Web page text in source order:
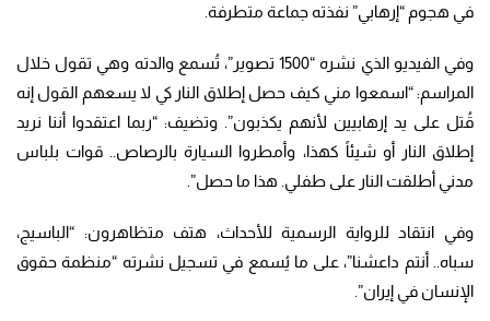
في هجوم “إرهابي” نفذته جماعة متطرفة.
وفي الفيديو الذي نشره “1500 تصوير”، تُسمع والدته وهي تقول خلال
المراسم: “اسمعوا مني كيف حصل إطلاق النار كي لا يسعهم القول إنه
قُتل على يد إرهابيين لأنهم يكذبون”. وتضيف: “ربما اعتقدوا أننا نريد
إطلاق النار أو شيئاً كهذا، وأمطروا السيارة بالرصاص.. قوات بلباس
مدني أطلقت النار على طفلي. هذا ما حصل”.
وفي انتقاد للرواية الرسمية للأحداث، هتف متظاهرون: “الباسيج،
سباه.. أنتم داعشنا”، على ما يُسمع في تسجيل نشرته “منظمة حقوق
الإنسان في إيران”.